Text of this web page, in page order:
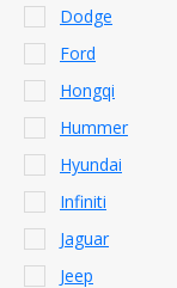
Dodge
Ford
Hongqi
Hummer
Hyundai
Infiniti
Jaguar
Jeep